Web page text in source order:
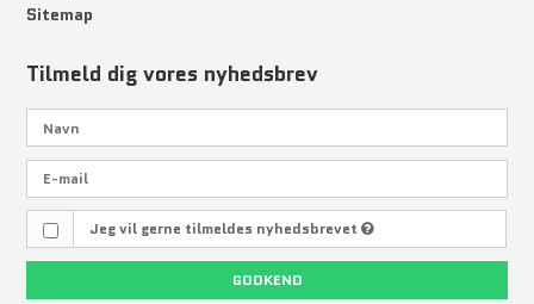
Sitemap
Tilmeld dig vores nyhedsbrev
Jeg vil gerne tilmeldes nyhedsbrevet
GODKEND